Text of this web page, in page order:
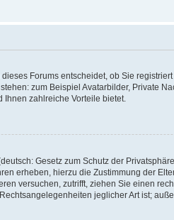
Forums entscheidet, ob Sie
zum Beispiel Avatarbilder, Private
zahlreiche Vorteile bietet.
Gesetz zum Schutz der
erheben, hierzu die Zustimmung der
versuchen, zutrifft, ziehen Sie einen
jeglicher Art ist;